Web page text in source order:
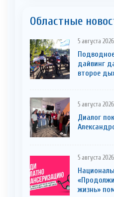
Областные
5 августа
дайвинг
второе
5 августа
Диалог
5 августа
жизнь»